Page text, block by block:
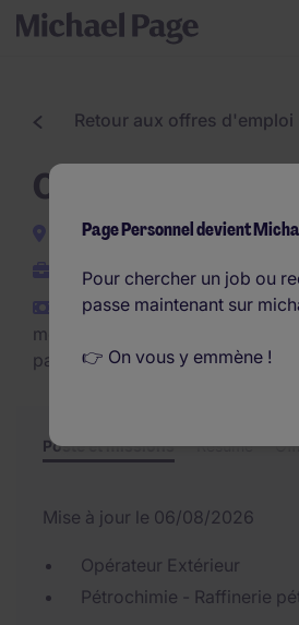
Retour aux offres d'emploi
Opérateur
Martigues
CDI
€1.800 - €2.400 par
mois (€21.600 - €28.800
par an)
Poste et missions Résumé
Mise à jour le 06/08/2026
Opérateur Extérieur
Pétrochimie - Raffinerie
Page Personnel devient
Pour chercher un job ou
passe maintenant sur
👉 On vous y emmène !